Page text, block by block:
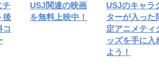
チ
後
コ
USJ関連の映画
を無料上映中！
USJのキャラ
ターが入った
定アニメティ
ッズを手に入
よう！